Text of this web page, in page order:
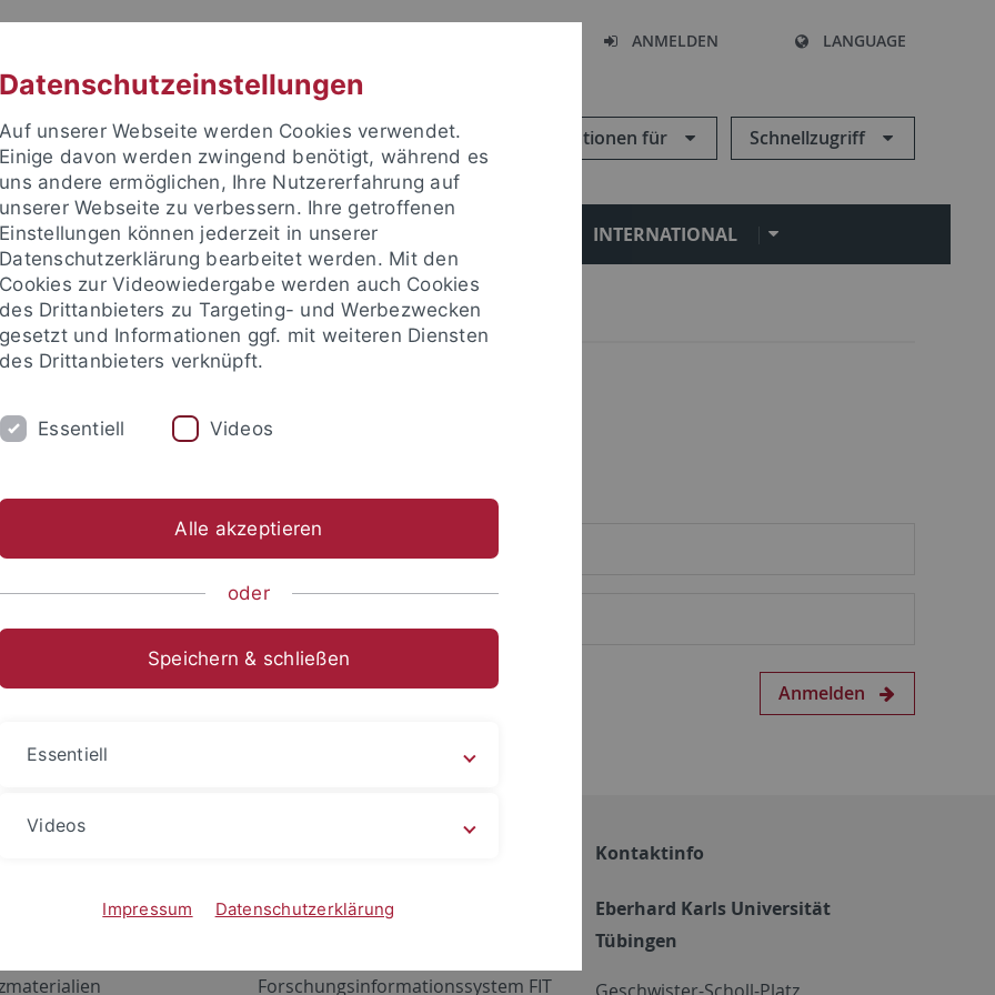
ANMELDEN LANGUAGE
Informationen für Schnellzugriff
FORSCHUNG EINRICHTUNGEN INTERNATIONAL
um sich anzumelden:
Anmelden
Netzwerk
ALMA
Forschungsinformationssystem FIT
Kontaktinfo
Eberhard Karls Universität
Tübingen
Datenschutzeinstellungen
Auf unserer Webseite werden Cookies verwendet.
Einige davon werden zwingend benötigt, während es
uns andere ermöglichen, Ihre Nutzererfahrung auf
unserer Webseite zu verbessern. Ihre getroffenen
Einstellungen können jederzeit in unserer
Datenschutzerklärung bearbeitet werden. Mit den
Cookies zur Videowiedergabe werden auch Cookies
des Drittanbieters zu Targeting- und Werbezwecken
gesetzt und Informationen ggf. mit weiteren Diensten
des Drittanbieters verknüpft.
Essentiell Videos
Alle akzeptieren
oder
Speichern & schließen
Essentiell
Videos
Impressum Datenschutzerklärung